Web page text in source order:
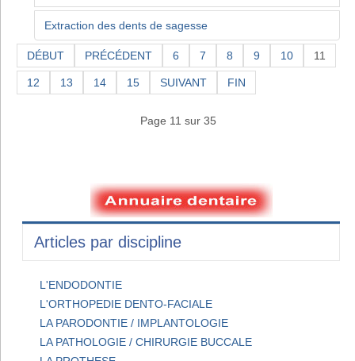
Extraction des dents de sagesse
DÉBUT PRÉCÉDENT 6 7 8 9 10 11
12 13 14 15 SUIVANT FIN
Page 11 sur 35
Articles par discipline
L'ENDODONTIE
L'ORTHOPEDIE DENTO-FACIALE
LA PARODONTIE / IMPLANTOLOGIE
LA PATHOLOGIE / CHIRURGIE BUCCALE